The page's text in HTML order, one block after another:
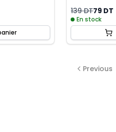
139 DT79 DT
En stock
Previous